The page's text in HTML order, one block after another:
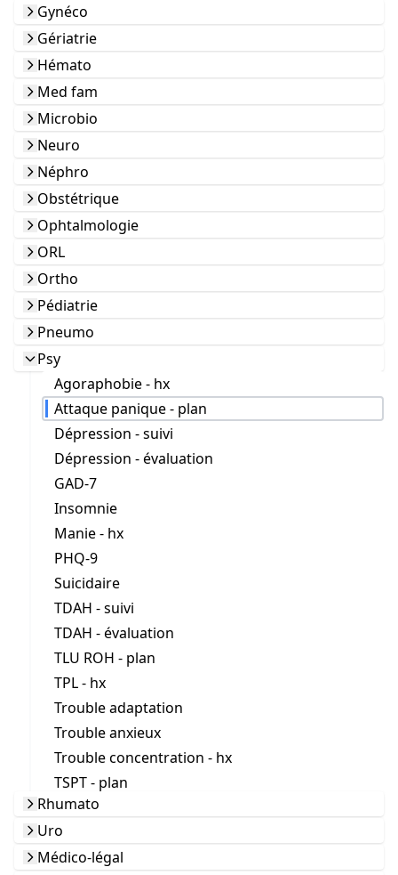
Gynéco
Gériatrie
Hémato
Med fam
Microbio
Neuro
Néphro
Obstétrique
Ophtalmologie
ORL
Ortho
Pédiatrie
Pneumo
Psy
Agoraphobie - hx
Attaque panique - plan
Dépression - suivi
Dépression - évaluation
GAD-7
Insomnie
Manie - hx
PHQ-9
Suicidaire
TDAH - suivi
TDAH - évaluation
TLU ROH - plan
TPL - hx
Trouble adaptation
Trouble anxieux
Trouble concentration - hx
TSPT - plan
Rhumato
Uro
Médico-légal